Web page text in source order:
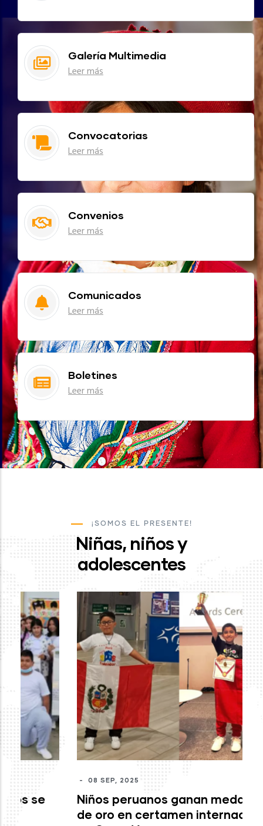
Galería Multimedia
Leer más
Convocatorias
Leer más
Convenios
Leer más
Comunicados
Leer más
Boletines
Leer más
¡SOMOS EL PRESENTE!
Niñas, niños y
adolescentes
08 SEP, 2025
Niños peruanos ganan medallas
de oro en certamen internacional